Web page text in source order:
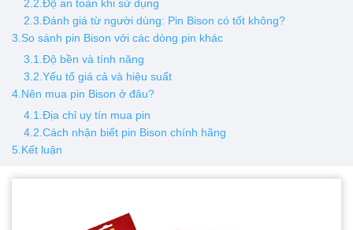
2.2.Độ an toàn khi sử dụng
2.3.Đánh giá từ người dùng: Pin Bison có tốt không?
3.So sánh pin Bison với các dòng pin khác
3.1.Độ bền và tính năng
3.2.Yếu tố giá cả và hiệu suất
4.Nên mua pin Bison ở đâu?
4.1.Địa chỉ uy tín mua pin
4.2.Cách nhận biết pin Bison chính hãng
5.Kết luận